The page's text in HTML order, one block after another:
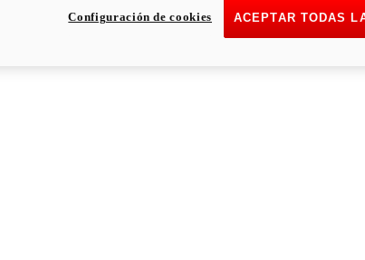
ACEPTAR TODAS
Configuración de cookies